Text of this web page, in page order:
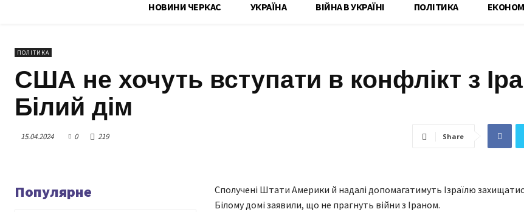
НОВИНИ ЧЕРКАС УКРАЇНА ВІЙНА В УКРАЇНІ ПОЛІТИКА
ПОЛІТИКА
США не хочуть вступати в конфлікт з
Білий дім
15.04.2024 0 219 Share
Популярне
Сполучені Штати Америки й надалі допомагатимуть Ізраїлю
Білому домі заявили, що не прагнуть війни з Іраном.